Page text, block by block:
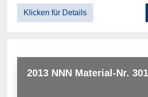
Klicken für Details
2013 NNN Material-Nr.